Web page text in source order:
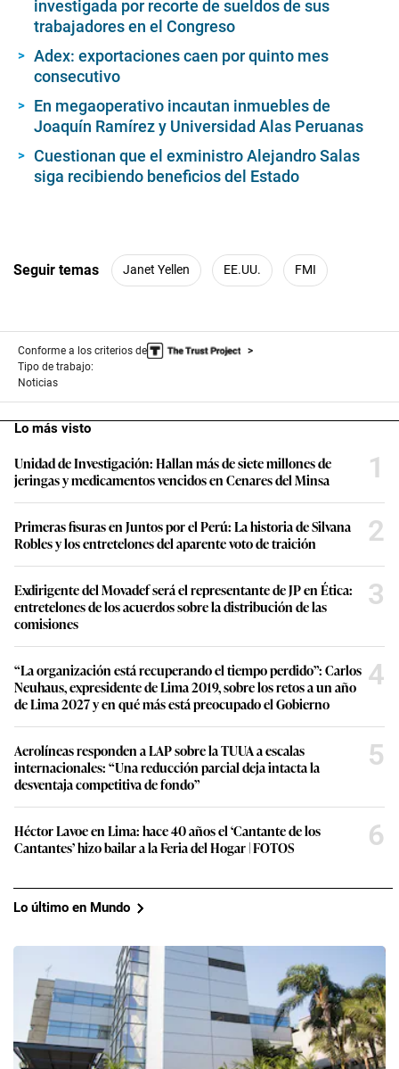
investigada por recorte de sueldos de sus
trabajadores en el Congreso
Adex: exportaciones caen por quinto mes
consecutivo
En megaoperativo incautan inmuebles de
Joaquín Ramírez y Universidad Alas Peruanas
Cuestionan que el exministro Alejandro Salas
siga recibiendo beneficios del Estado
Seguir temas Janet Yellen EE.UU. FMI
Conforme a los criterios de
Tipo de trabajo:
Noticias
Lo más visto
Unidad de Investigación: Hallan más de siete millones de
jeringas y medicamentos vencidos en Cenares del Minsa
1
Primeras fisuras en Juntos por el Perú: La historia de Silvana
Robles y los entretelones del aparente voto de traición
2
Exdirigente del Movadef será el representante de JP en Ética:
entretelones de los acuerdos sobre la distribución de las
comisiones
3
“La organización está recuperando el tiempo perdido”: Carlos
Neuhaus, expresidente de Lima 2019, sobre los retos a un año
de Lima 2027 y en qué más está preocupado el Gobierno
4
Aerolíneas responden a LAP sobre la TUUA a escalas
internacionales: “Una reducción parcial deja intacta la
desventaja competitiva de fondo”
5
Héctor Lavoe en Lima: hace 40 años el ‘Cantante de los
Cantantes’ hizo bailar a la Feria del Hogar | FOTOS
6
Lo último en Mundo